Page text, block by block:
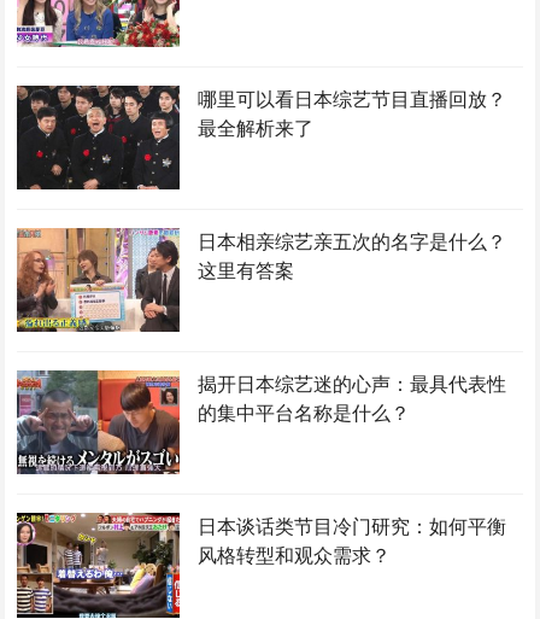
哪里可以看日本综艺节目直播回放？
最全解析来了
日本相亲综艺亲五次的名字是什么？
这里有答案
揭开日本综艺迷的心声：最具代表性
的集中平台名称是什么？
日本谈话类节目冷门研究：如何平衡
风格转型和观众需求？